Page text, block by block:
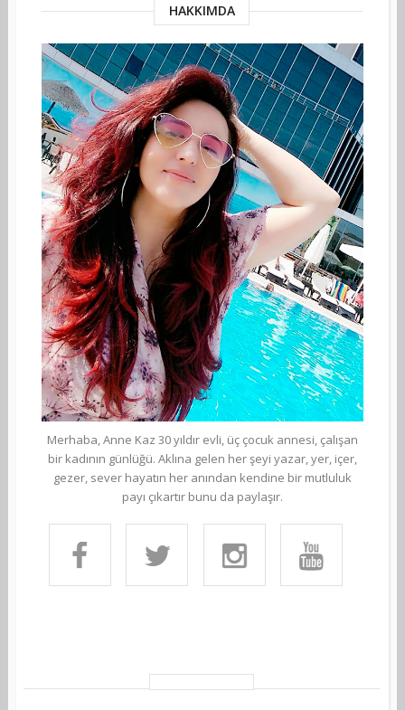
HAKKIMDA
Merhaba, Anne Kaz 30 yıldır evli, üç çocuk annesi, çalışan
bir kadının günlüğü. Aklına gelen her şeyi yazar, yer, içer,
gezer, sever hayatın her anından kendine bir mutluluk
payı çıkartır bunu da paylaşır.